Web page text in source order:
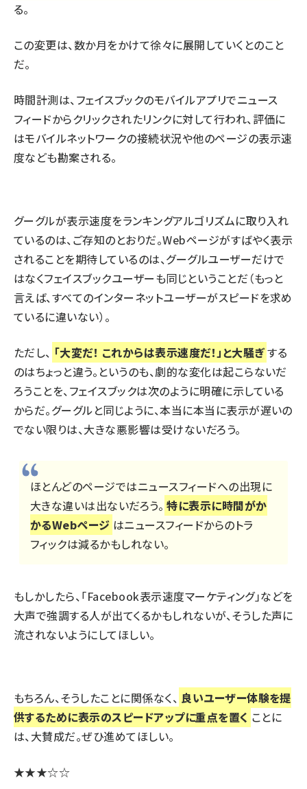
る。
この変更は、数か月をかけて徐々に展開していくとのこと
だ。
時間計測は、フェイスブックのモバイルアプリでニュース
フィードからクリックされたリンクに対して行われ、評価に
はモバイルネットワークの接続状況や他のページの表示速
度なども勘案される。
グーグルが表示速度をランキングアルゴリズムに取り入れ
ているのは、ご存知のとおりだ。Webページがすばやく表示
されることを期待しているのは、グーグルユーザーだけで
はなくフェイスブックユーザーも同じということだ（もっと
言えば、すべてのインターネットユーザーがスピードを求め
ているに違いない）。
ただし、 「大変だ！ これからは表示速度だ！」と大騒ぎする
のはちょっと違う。というのも、劇的な変化は起こらないだ
ろうことを、フェイスブックは次のように明確に示している
からだ。グーグルと同じように、本当に本当に表示が遅いの
でない限りは、大きな悪影響は受けないだろう。
ほとんどのページではニュースフィードへの出現に
大きな違いは出ないだろう。 特に表示に時間がか
かるWebページ はニュースフィードからのトラ
フィックは減るかもしれない。
もしかしたら、「Facebook表示速度マーケティング」などを
大声で強調する人が出てくるかもしれないが、そうした声に
流されないようにしてほしい。
もちろん、そうしたことに関係なく、 良いユーザー体験を提
供するために表示のスピードアップに重点を置く ことに
は、大賛成だ。ぜひ進めてほしい。
★★★☆☆